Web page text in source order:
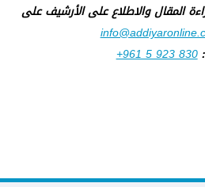
المقال والاطلاع على الأرشيف على
+961 5 923 830